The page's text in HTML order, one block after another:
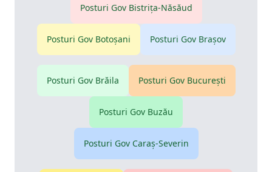
Posturi Gov Bistriţa-Năsăud
Posturi Gov Botoşani Posturi Gov Braşov
Posturi Gov Brăila Posturi Gov Bucureşti
Posturi Gov Buzău
Posturi Gov Caraş-Severin